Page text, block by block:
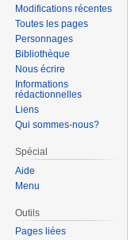
Modifications récentes
Toutes les pages
Personnages
Bibliothèque
Nous écrire
Informations
rédactionnelles
Liens
Qui sommes-nous?
Spécial
Aide
Menu
Outils
Pages liées